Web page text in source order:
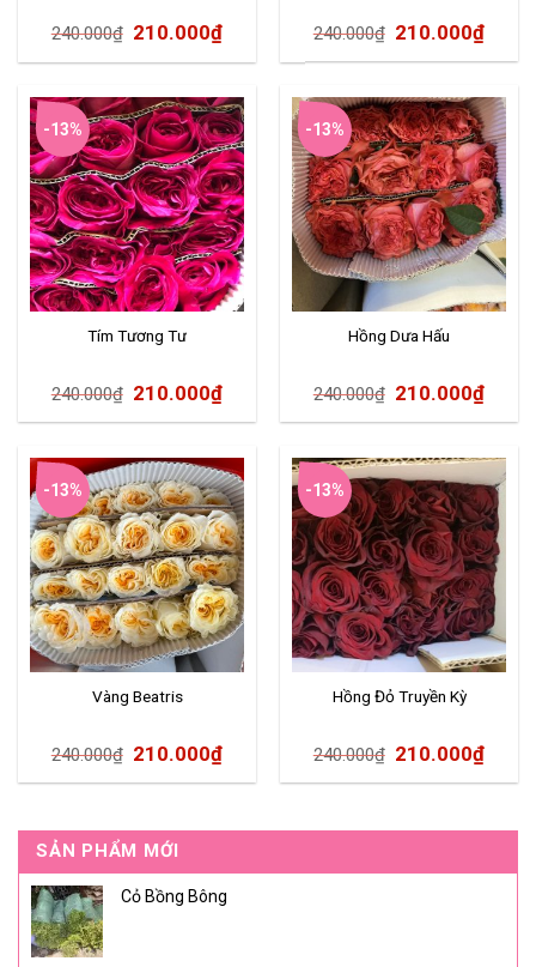
SẢN PHẨM MỚI
Cỏ Bồng Bông
240.000₫ 210.000₫ 240.000₫ 210.000₫
-13%
Tím Tương Tư
240.000₫ 210.000₫
-13%
Hồng Dưa Hấu
240.000₫ 210.000₫
-13%
Vàng Beatris
240.000₫ 210.000₫
-13%
Hồng Đỏ Truyền Kỳ
240.000₫ 210.000₫